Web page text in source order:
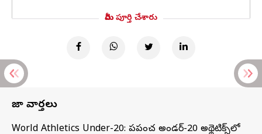
మీరు పూర్తి చేశారు
తాజా వార్తలు
World Athletics Under-20: ప్రపంచ అండర్-20 అథ్లెటిక్స్‌లో